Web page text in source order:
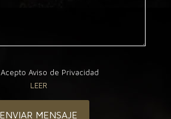
Acepto Aviso de Privacidad
LEER